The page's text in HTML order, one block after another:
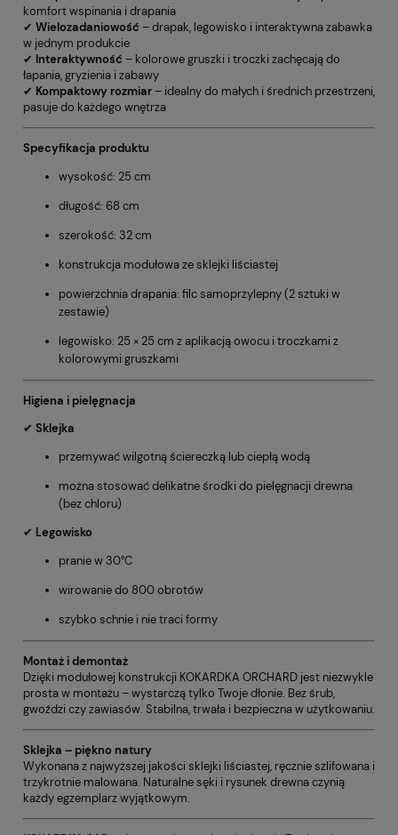
komfort wspinania i drapania
✔ Wielozadaniowość – drapak, legowisko i interaktywna zabawka
w jednym produkcie
✔ Interaktywność – kolorowe gruszki i troczki zachęcają do
łapania, gryzienia i zabawy
✔ Kompaktowy rozmiar– idealny do małych i średnich przestrzeni,
pasuje do każdego wnętrza
Specyfikacja produktu
wysokość: 25 cm
długość: 68 cm
szerokość: 32 cm
konstrukcja modułowa ze sklejki liściastej
powierzchnia drapania: filc samoprzylepny (2 sztuki w
zestawie)
legowisko: 25 × 25 cm z aplikacją owocu i troczkami z
kolorowymi gruszkami
Higiena i pielęgnacja
✔ Sklejka
przemywać wilgotną ściereczką lub ciepłą wodą
można stosować delikatne środki do pielęgnacji drewna
(bez chloru)
✔ Legowisko
pranie w 30°C
wirowanie do 800 obrotów
szybko schnie i nie traci formy
Montaż i demontaż
Dzięki modułowej konstrukcji KOKARDKA ORCHARD jest niezwykle
prosta w montażu – wystarczą tylko Twoje dłonie. Bez śrub,
gwoździ czy zawiasów. Stabilna, trwała i bezpieczna w użytkowaniu.
Sklejka – piękno natury
Wykonana z najwyższej jakości sklejki liściastej, ręcznie szlifowana i
trzykrotnie malowana. Naturalne sęki i rysunek drewna czynią
każdy egzemplarz wyjątkowym.